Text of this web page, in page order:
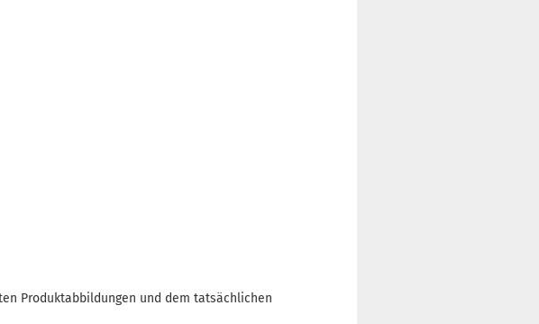
Produktabbildungen und dem tatsächlichen